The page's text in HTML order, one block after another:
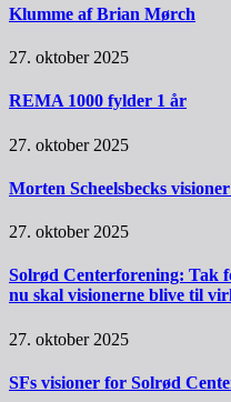
Klumme af Brian Mørch
27. oktober 2025
REMA 1000 fylder 1 år
27. oktober 2025
Morten Scheelsbecks
27. oktober 2025
Solrød Centerforening: Tak
nu skal visionerne blive til
27. oktober 2025
SFs visioner for Solrød